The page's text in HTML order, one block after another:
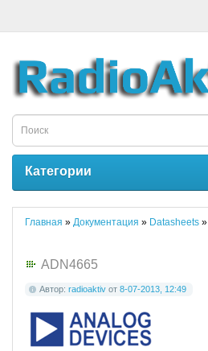
Категории
Главная » Документация » Datasheets »
ADN4665
Автор: radioaktiv от 8-07-2013, 12:49